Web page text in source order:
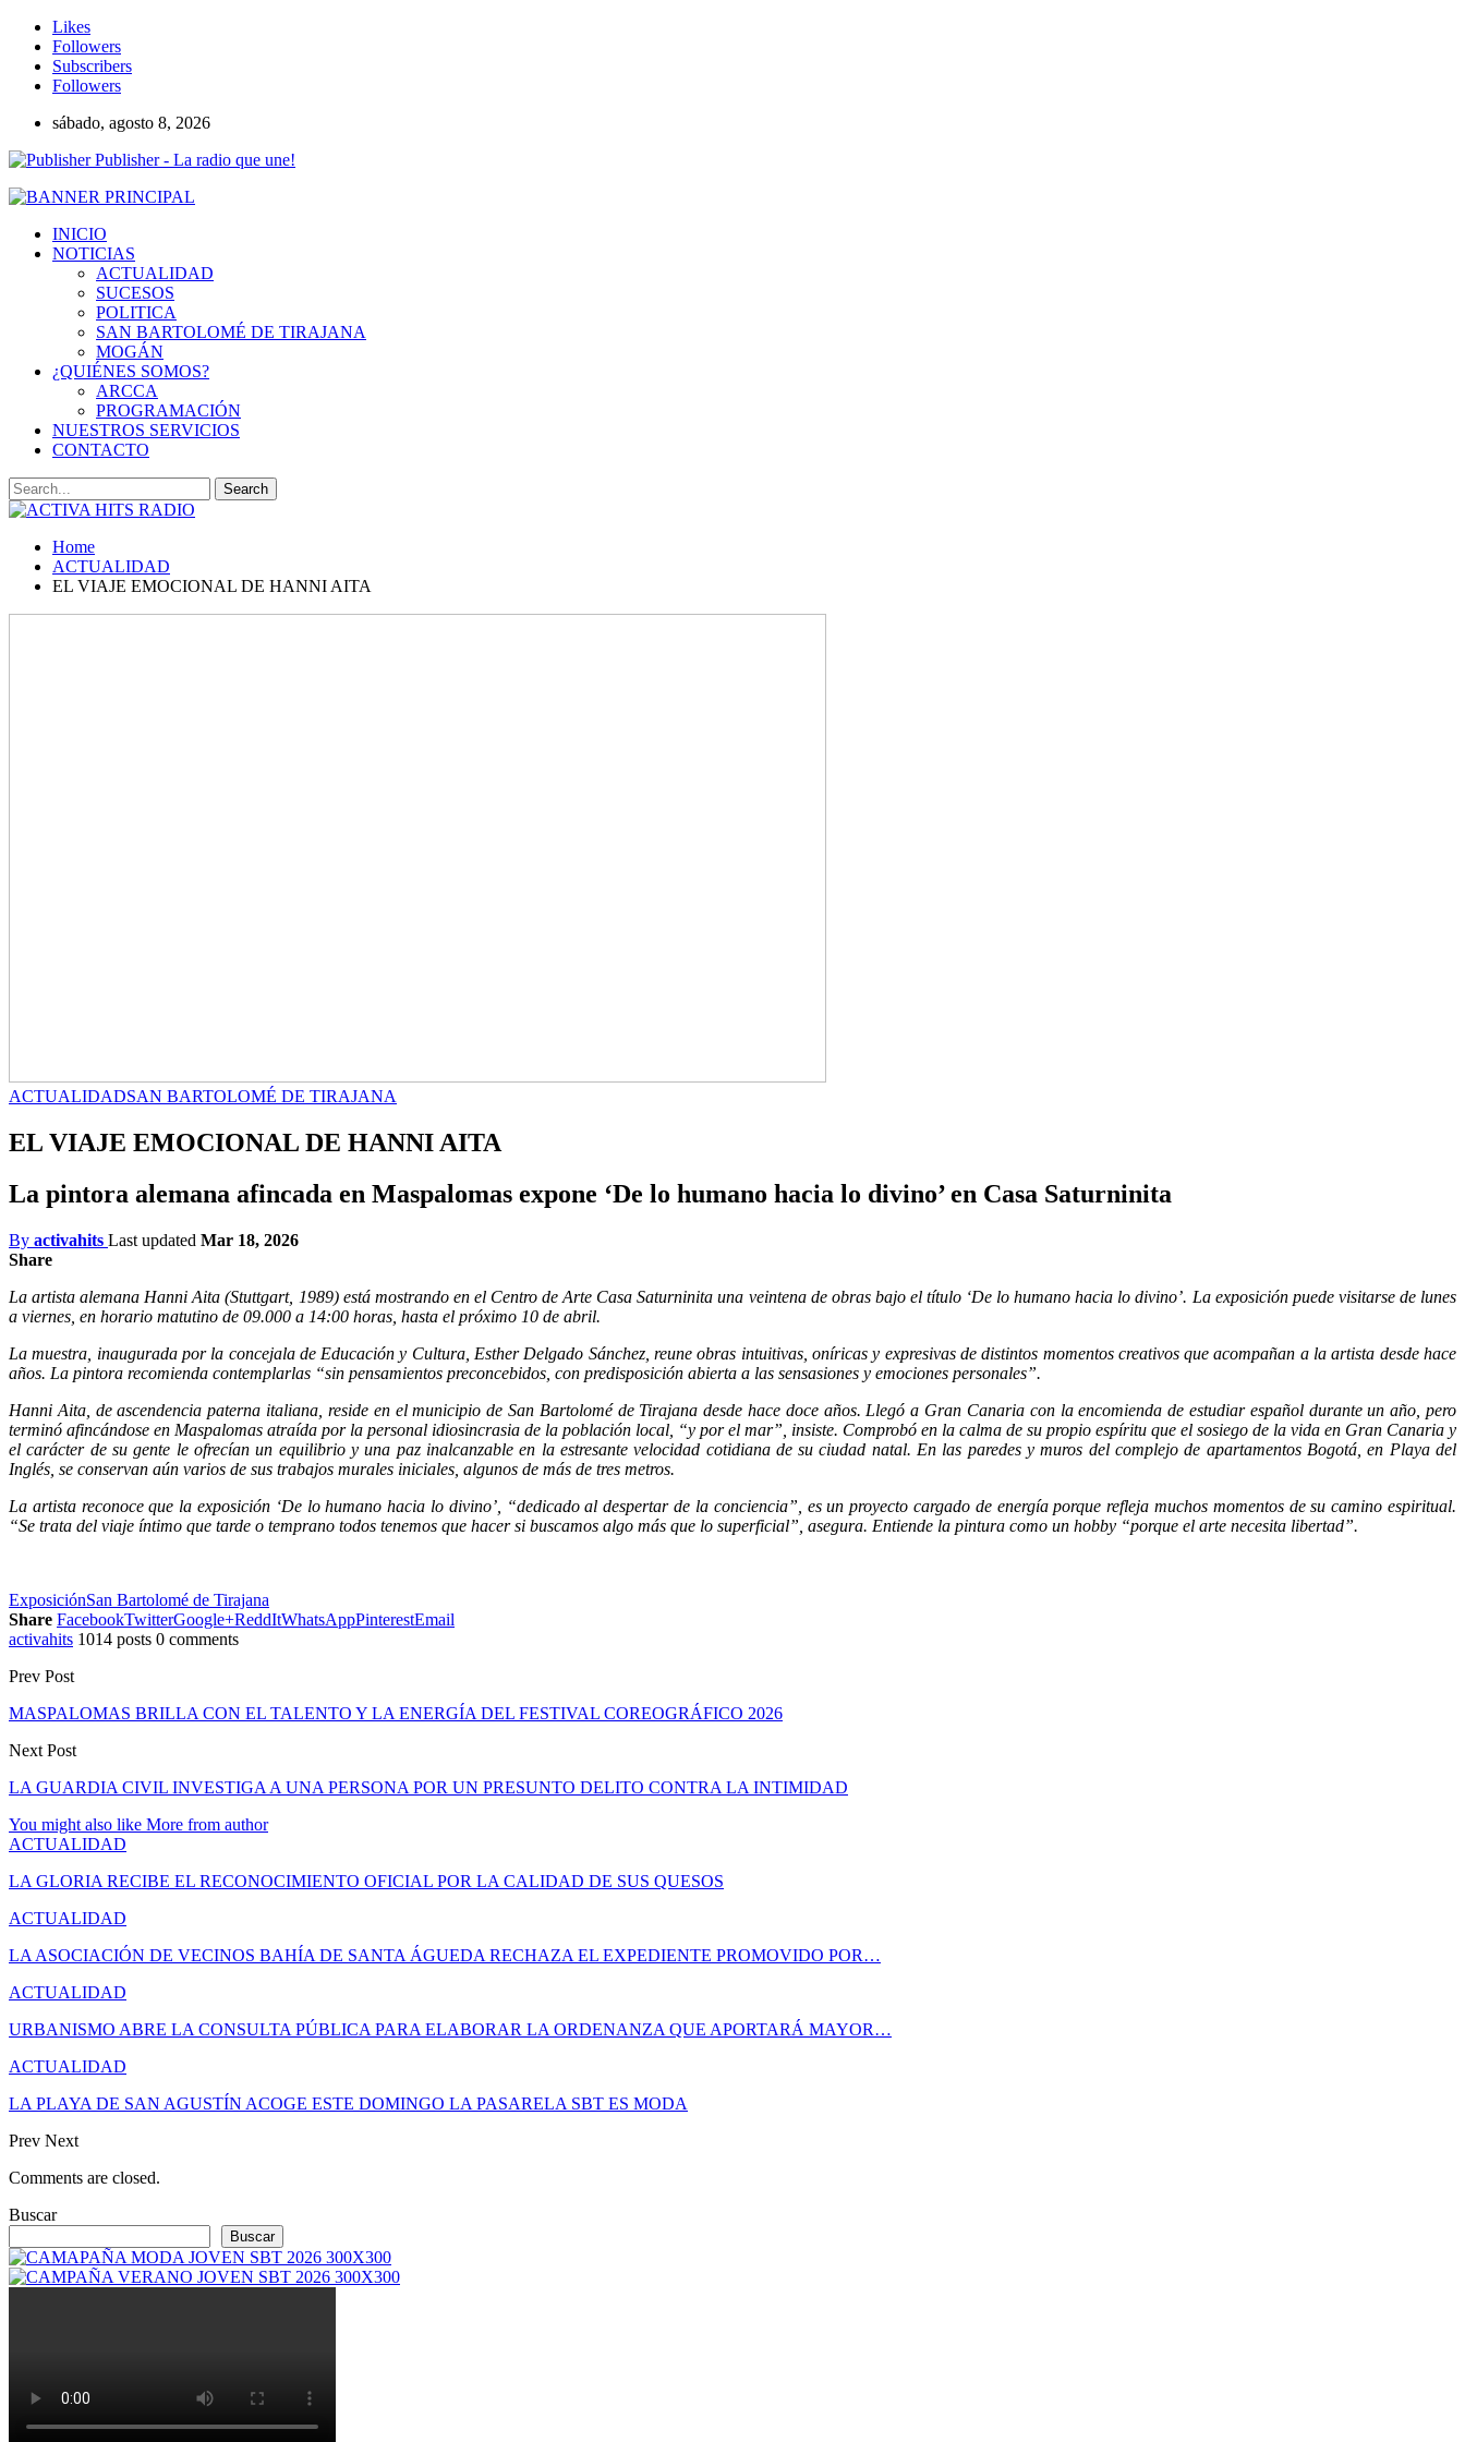
Likes
Followers
Subscribers
Followers
sábado, agosto 8, 2026
Publisher - La radio que une!
INICIO
NOTICIAS
ACTUALIDAD
SUCESOS
POLITICA
SAN BARTOLOMÉ DE TIRAJANA
MOGÁN
¿QUIÉNES SOMOS?
ARCCA
PROGRAMACIÓN
NUESTROS SERVICIOS
CONTACTO
Home
ACTUALIDAD
EL VIAJE EMOCIONAL DE HANNI AITA
ACTUALIDADSAN BARTOLOMÉ DE TIRAJANA
EL VIAJE EMOCIONAL DE HANNI AITA
La pintora alemana afincada en Maspalomas expone ‘De lo humano hacia lo divino’ en Casa Saturninita
By activahits Last updated Mar 18, 2026
Share
La artista alemana Hanni Aita (Stuttgart, 1989) está mostrando en el Centro de Arte Casa Saturninita una veintena de obras bajo el título ‘De lo humano hacia lo divino’. La exposición puede visitarse de lunes
a viernes, en horario matutino de 09.000 a 14:00 horas, hasta el próximo 10 de abril.
La muestra, inaugurada por la concejala de Educación y Cultura, Esther Delgado Sánchez, reune obras intuitivas, oníricas y expresivas de distintos momentos creativos que acompañan a la artista desde hace
años. La pintora recomienda contemplarlas “sin pensamientos preconcebidos, con predisposición abierta a las sensasiones y emociones personales”.
Hanni Aita, de ascendencia paterna italiana, reside en el municipio de San Bartolomé de Tirajana desde hace doce años. Llegó a Gran Canaria con la encomienda de estudiar español durante un año, pero
terminó afincándose en Maspalomas atraída por la personal idiosincrasia de la población local, “y por el mar”, insiste. Comprobó en la calma de su propio espíritu que el sosiego de la vida en Gran Canaria y
el carácter de su gente le ofrecían un equilibrio y una paz inalcanzable en la estresante velocidad cotidiana de su ciudad natal. En las paredes y muros del complejo de apartamentos Bogotá, en Playa del
Inglés, se conservan aún varios de sus trabajos murales iniciales, algunos de más de tres metros.
La artista reconoce que la exposición ‘De lo humano hacia lo divino’, “dedicado al despertar de la conciencia”, es un proyecto cargado de energía porque refleja muchos momentos de su camino espiritual.
“Se trata del viaje íntimo que tarde o temprano todos tenemos que hacer si buscamos algo más que lo superficial”, asegura. Entiende la pintura como un hobby “porque el arte necesita libertad”.
ExposiciónSan Bartolomé de Tirajana
Share FacebookTwitterGoogle+ReddItWhatsAppPinterestEmail
activahits 1014 posts 0 comments
Prev Post
MASPALOMAS BRILLA CON EL TALENTO Y LA ENERGÍA DEL FESTIVAL COREOGRÁFICO 2026
Next Post
LA GUARDIA CIVIL INVESTIGA A UNA PERSONA POR UN PRESUNTO DELITO CONTRA LA INTIMIDAD
You might also like More from author
ACTUALIDAD
LA GLORIA RECIBE EL RECONOCIMIENTO OFICIAL POR LA CALIDAD DE SUS QUESOS
ACTUALIDAD
LA ASOCIACIÓN DE VECINOS BAHÍA DE SANTA ÁGUEDA RECHAZA EL EXPEDIENTE PROMOVIDO POR…
ACTUALIDAD
URBANISMO ABRE LA CONSULTA PÚBLICA PARA ELABORAR LA ORDENANZA QUE APORTARÁ MAYOR…
ACTUALIDAD
LA PLAYA DE SAN AGUSTÍN ACOGE ESTE DOMINGO LA PASARELA SBT ES MODA
Prev Next
Comments are closed.
Buscar
Buscar